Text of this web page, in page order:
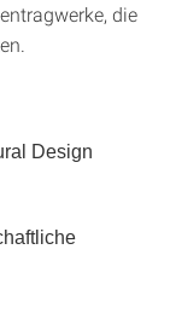
die
Design